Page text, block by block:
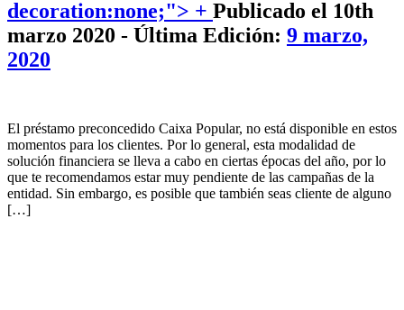
decoration:none;"> + Publicado el 10th
marzo 2020 - Última Edición: 9 marzo,
2020
El préstamo preconcedido Caixa Popular, no está disponible en estos
momentos para los clientes. Por lo general, esta modalidad de
solución financiera se lleva a cabo en ciertas épocas del año, por lo
que te recomendamos estar muy pendiente de las campañas de la
entidad. Sin embargo, es posible que también seas cliente de alguno
[…]